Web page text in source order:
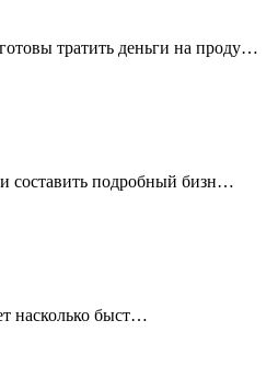
тратить деньги на проду…
и составить подробный бизн…
насколько быст…